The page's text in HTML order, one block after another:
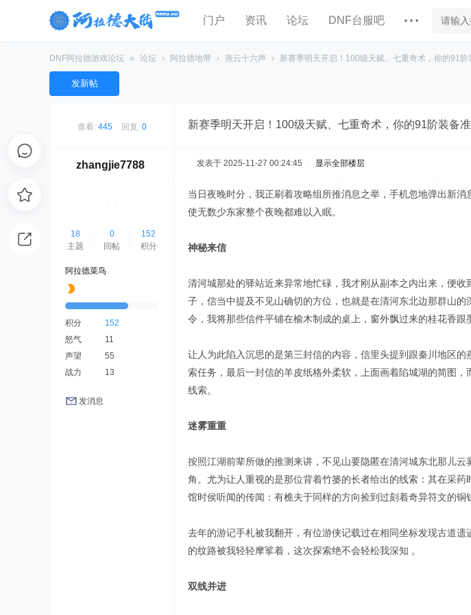
门户 资讯 论坛 DNF台服吧
DNF阿拉德游戏论坛 » 论坛 › 阿拉德地带 › 燕云十六声 › 新赛季明天开启！100级天赋、七重奇术，你的91阶
发新帖
查看: 445 回复: 0 新赛季明天开启！100级天赋、七重奇术，你的91阶装备
zhangjie7788
18
主题
0
回帖
152
积分
阿拉德菜鸟
积分
152
怒气
11
声望
55
战力
13
发消息
发表于 2025-11-27 00:24:45 显示全部楼层
当日夜晚时分，我正刷着攻略组所推消息之举，手机忽地弹出新
使无数少东家整个夜晚都难以入眠。
神秘来信
清河城那处的驿站近来异常地忙碌，我才刚从副本之内出来，便
子，信当中提及不见山确切的方位，也就是在清河东北边那群山
令，我将那些信件平铺在榆木制成的桌上，窗外飘过来的桂花香跟
让人为此陷入沉思的是第三封信的内容，信里头提到跟秦川地区
索任务，最后一封信的羊皮纸格外柔软，上面画着陷城湖的简图
线索。
迷雾重重
按照江湖前辈所做的推测来讲，不见山要隐匿在清河城东北那儿
角。尤为让人重视的是那位背着竹篓的长者给出的线索：其在采
馆时侯听闻的传闻：有樵夫于同样的方向捡到过刻着奇异符文的铜
去年的游记手札被我翻开，有位游侠记载过在相同坐标发现古道
的纹路被我轻轻摩挲着，这次探索绝不会轻松我深知 。
双线并进